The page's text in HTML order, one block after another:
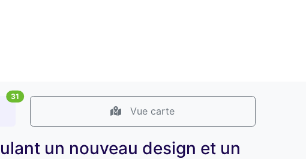
31
Vue carte
un nouveau design et un